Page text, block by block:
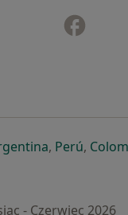
karcie
w nowej karcie
się w nowej
otwiera się w
, Perúotwiera
,
- Czerwiec 2026